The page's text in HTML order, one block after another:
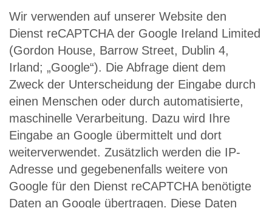
Wir verwenden auf unserer Website den
Dienst reCAPTCHA der Google Ireland Limited
(Gordon House, Barrow Street, Dublin 4,
Irland; „Google“). Die Abfrage dient dem
Zweck der Unterscheidung der Eingabe durch
einen Menschen oder durch automatisierte,
maschinelle Verarbeitung. Dazu wird Ihre
Eingabe an Google übermittelt und dort
weiterverwendet. Zusätzlich werden die IP-
Adresse und gegebenenfalls weitere von
Google für den Dienst reCAPTCHA benötigte
Daten an Google übertragen. Diese Daten